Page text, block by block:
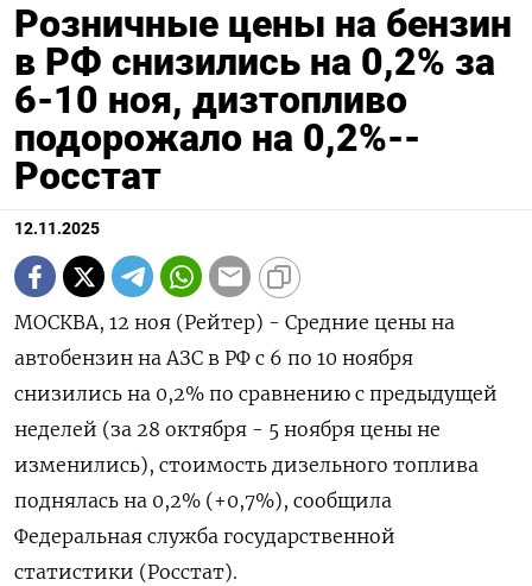
Розничные цены на бензин
в РФ снизились на 0,2% за
6-10 ноя, дизтопливо
подорожало на 0,2%--
Росстат
12.11.2025
МОСКВА, 12 ноя (Рейтер) - Средние цены на
автобензин на АЗС в РФ с 6 по 10 ноября
снизились на 0,2% по сравнению с предыдущей
неделей (за 28 октября - 5 ноября цены не
изменились), стоимость дизельного топлива
поднялась на 0,2% (+0,7%), сообщила
Федеральная служба государственной
статистики (Росстат).